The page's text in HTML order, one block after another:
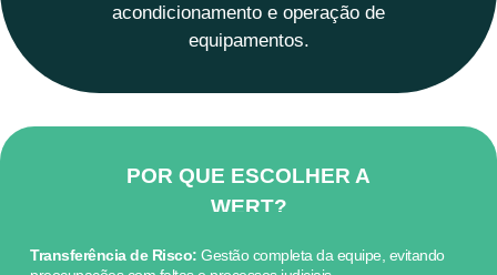
acondicionamento e operação de
equipamentos.
POR QUE ESCOLHER A
WERT?
Transferência de Risco: Gestão completa da equipe, evitando